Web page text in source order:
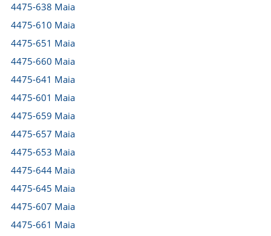
4475-638 Maia
4475-610 Maia
4475-651 Maia
4475-660 Maia
4475-641 Maia
4475-601 Maia
4475-659 Maia
4475-657 Maia
4475-653 Maia
4475-644 Maia
4475-645 Maia
4475-607 Maia
4475-661 Maia